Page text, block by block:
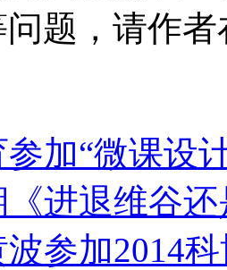
题，请作
加“微课设
进退维谷
参加2014